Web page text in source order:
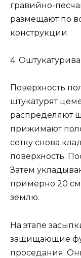
гравийно-
размещают по
конструкции.
4.
Поверхность
штукатурят
распределяют
прижимают
сетку снова
поверхность.
Затем
примерно 20
землю.
На этапе
защищающие
проседания.